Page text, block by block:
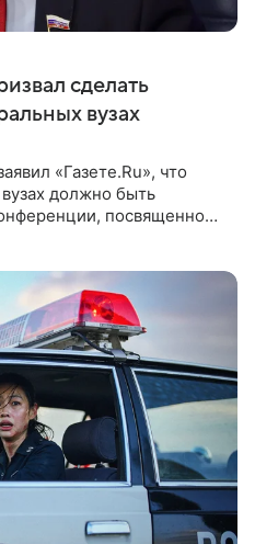
сделать
вузах
«Газете.Ru», что
должно быть
посвященной